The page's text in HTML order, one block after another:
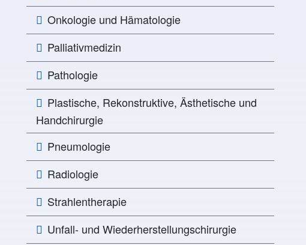
Onkologie und Hämatologie
Palliativmedizin
Pathologie
Plastische, Rekonstruktive, Ästhetische und
Handchirurgie
Pneumologie
Radiologie
Strahlentherapie
Unfall- und Wiederherstellungschirurgie